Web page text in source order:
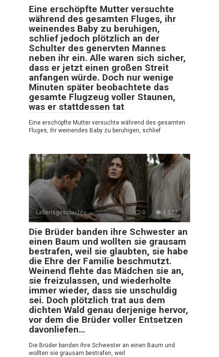
Eine erschöpfte Mutter versuchte
während des gesamten Fluges, ihr
weinendes Baby zu beruhigen,
schlief jedoch plötzlich an der
Schulter des genervten Mannes
neben ihr ein. Alle waren sich sicher,
dass er jetzt einen großen Streit
anfangen würde. Doch nur wenige
Minuten später beobachtete das
gesamte Flugzeug voller Staunen,
was er stattdessen tat
Eine erschöpfte Mutter versuchte während des gesamten
Fluges, ihr weinendes Baby zu beruhigen, schlief
Lebensgeschichte 0 1.527
Die Brüder banden ihre Schwester an
einen Baum und wollten sie grausam
bestrafen, weil sie glaubten, sie habe
die Ehre der Familie beschmutzt.
Weinend flehte das Mädchen sie an,
sie freizulassen, und wiederholte
immer wieder, dass sie unschuldig
sei. Doch plötzlich trat aus dem
dichten Wald genau derjenige hervor,
vor dem die Brüder voller Entsetzen
davonliefen…
Die Brüder banden ihre Schwester an einen Baum und
wollten sie grausam bestrafen, weil